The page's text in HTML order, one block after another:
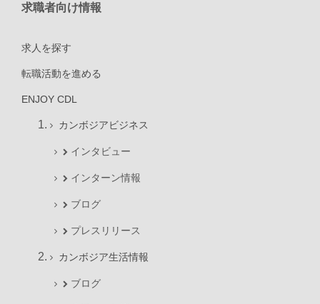
求職者向け情報
求人を探す
転職活動を進める
ENJOY CDL
カンボジアビジネス
インタビュー
インターン情報
ブログ
プレスリリース
カンボジア生活情報
ブログ